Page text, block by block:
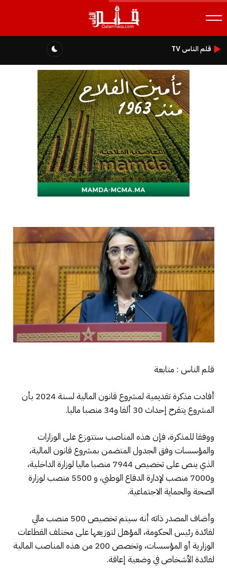
قلم الناس TV
قلم الناس : متابعة
أفادت مذكرة تقديمية لمشروع قانون المالية لسنة 2024 بأن
المشروع يتقرح إحداث 30 ألفا و34 منصبا ماليا.
ووفقا للمذكرة، فإن هذه المناصب ستتوزع على الوزارات
والمؤسسات وفق الجدول المتضمن بمشروع قانون المالية،
الذي ينص على تخصيص 7944 منصبا ماليا لوزارة الداخلية،
و7000 منصب لإدارة الدفاع الوطني، و 5500 منصب لوزارة
الصحة والحماية الاجتماعية.
وأضاف المصدر ذاته أنه سيتم تخصيص 500 منصب مالي
لفائدة رئيس الحكومة، المؤهل لتوزيعها على مختلف القطاعات
الوزارية أو المؤسسات، وتخصص 200 من هذه المناصب المالية
لفائدة الأشخاص في وضعية إعاقة.